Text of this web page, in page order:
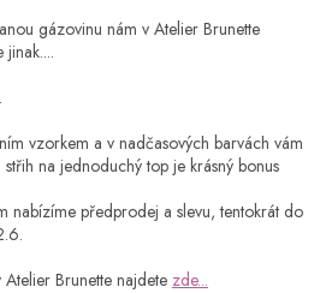
gázovinu nám v Atelier Brunette
jinak....
vzorkem a v nadčasových barvách vám
na jednoduchý top je krásný bonus
nabízíme předprodej a slevu, tentokrát do
Atelier Brunette najdete zde...